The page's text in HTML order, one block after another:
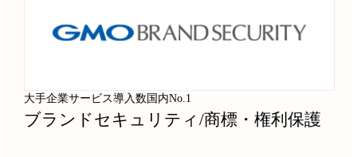
大手企業サービス導入数国内No.1
ブランドセキュリティ/商標・権利保護